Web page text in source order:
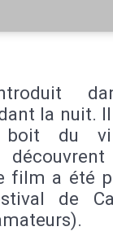
la nuit.
du
film a été
de